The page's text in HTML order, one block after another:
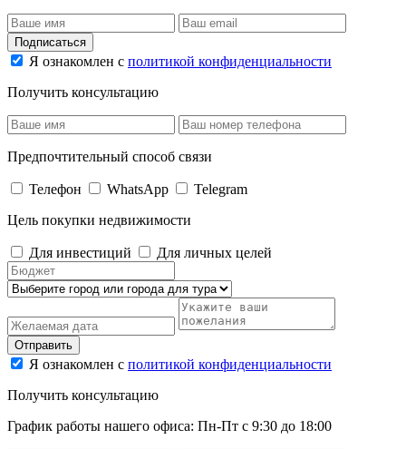
Подписаться
Я ознакомлен с политикой конфиденциальности
Получить консультацию
Предпочтительный способ связи
Телефон WhatsApp
Telegram
Цель покупки недвижимости
Для инвестиций Для личных целей
Отправить
Я ознакомлен с политикой конфиденциальности
Получить консультацию
График работы нашего офиса: Пн-Пт с 9:30 до 18:00